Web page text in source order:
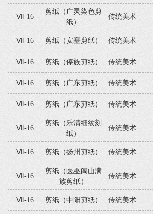
Ⅶ-16
剪纸（广灵染色剪
纸）
传统美术
Ⅶ-16 剪纸（安塞剪纸） 传统美术
Ⅶ-16 剪纸（傣族剪纸） 传统美术
Ⅶ-16 剪纸（广东剪纸） 传统美术
Ⅶ-16 剪纸（广东剪纸） 传统美术
Ⅶ-16
剪纸（乐清细纹刻
纸）
传统美术
Ⅶ-16 剪纸（扬州剪纸） 传统美术
Ⅶ-16
剪纸（医巫闾山满
族剪纸）
传统美术
Ⅶ-16 剪纸（中阳剪纸） 传统美术